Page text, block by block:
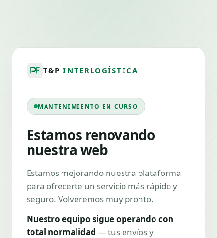
T&PINTERLOGÍSTICA
MANTENIMIENTO EN CURSO
Estamos renovando
nuestra web
Estamos mejorando nuestra plataforma
para ofrecerte un servicio más rápido y
seguro. Volveremos muy pronto.
Nuestro equipo sigue operando con
total normalidad — tus envíos y